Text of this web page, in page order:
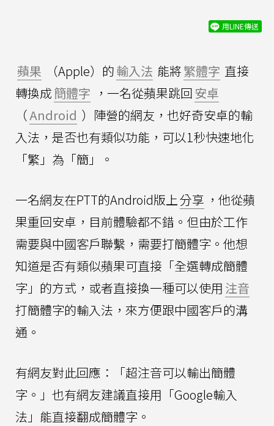
用LINE傳送
蘋果 （Apple）的輸入法 能將繁體字 直接
轉換成簡體字 ，一名從蘋果跳回安卓
（Android ）陣營的網友，也好奇安卓的輸
入法，是否也有類似功能，可以1秒快速地化
「繁」為「簡」。
一名網友在PTT的Android版上分享 ，他從蘋
果重回安卓，目前體驗都不錯。但由於工作
需要與中國客戶聯繫，需要打簡體字。他想
知道是否有類似蘋果可直接「全選轉成簡體
字」的方式，或者直接換一種可以使用 注音
打簡體字的輸入法，來方便跟中國客戶的溝
通。
有網友對此回應：「超注音可以輸出簡體
字。」也有網友建議直接用「Google輸入
法」能直接翻成簡體字。